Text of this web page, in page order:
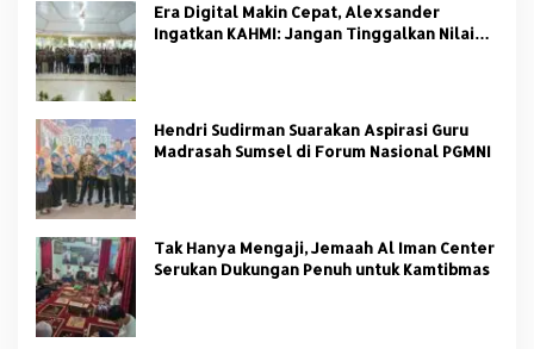
Era Digital Makin Cepat, Alexsander
Ingatkan KAHMI: Jangan Tinggalkan Nilai
Hendri Sudirman Suarakan Aspirasi Guru
Madrasah Sumsel di Forum Nasional PGMNI
Tak Hanya Mengaji, Jemaah Al Iman Center
Serukan Dukungan Penuh untuk Kamtibmas